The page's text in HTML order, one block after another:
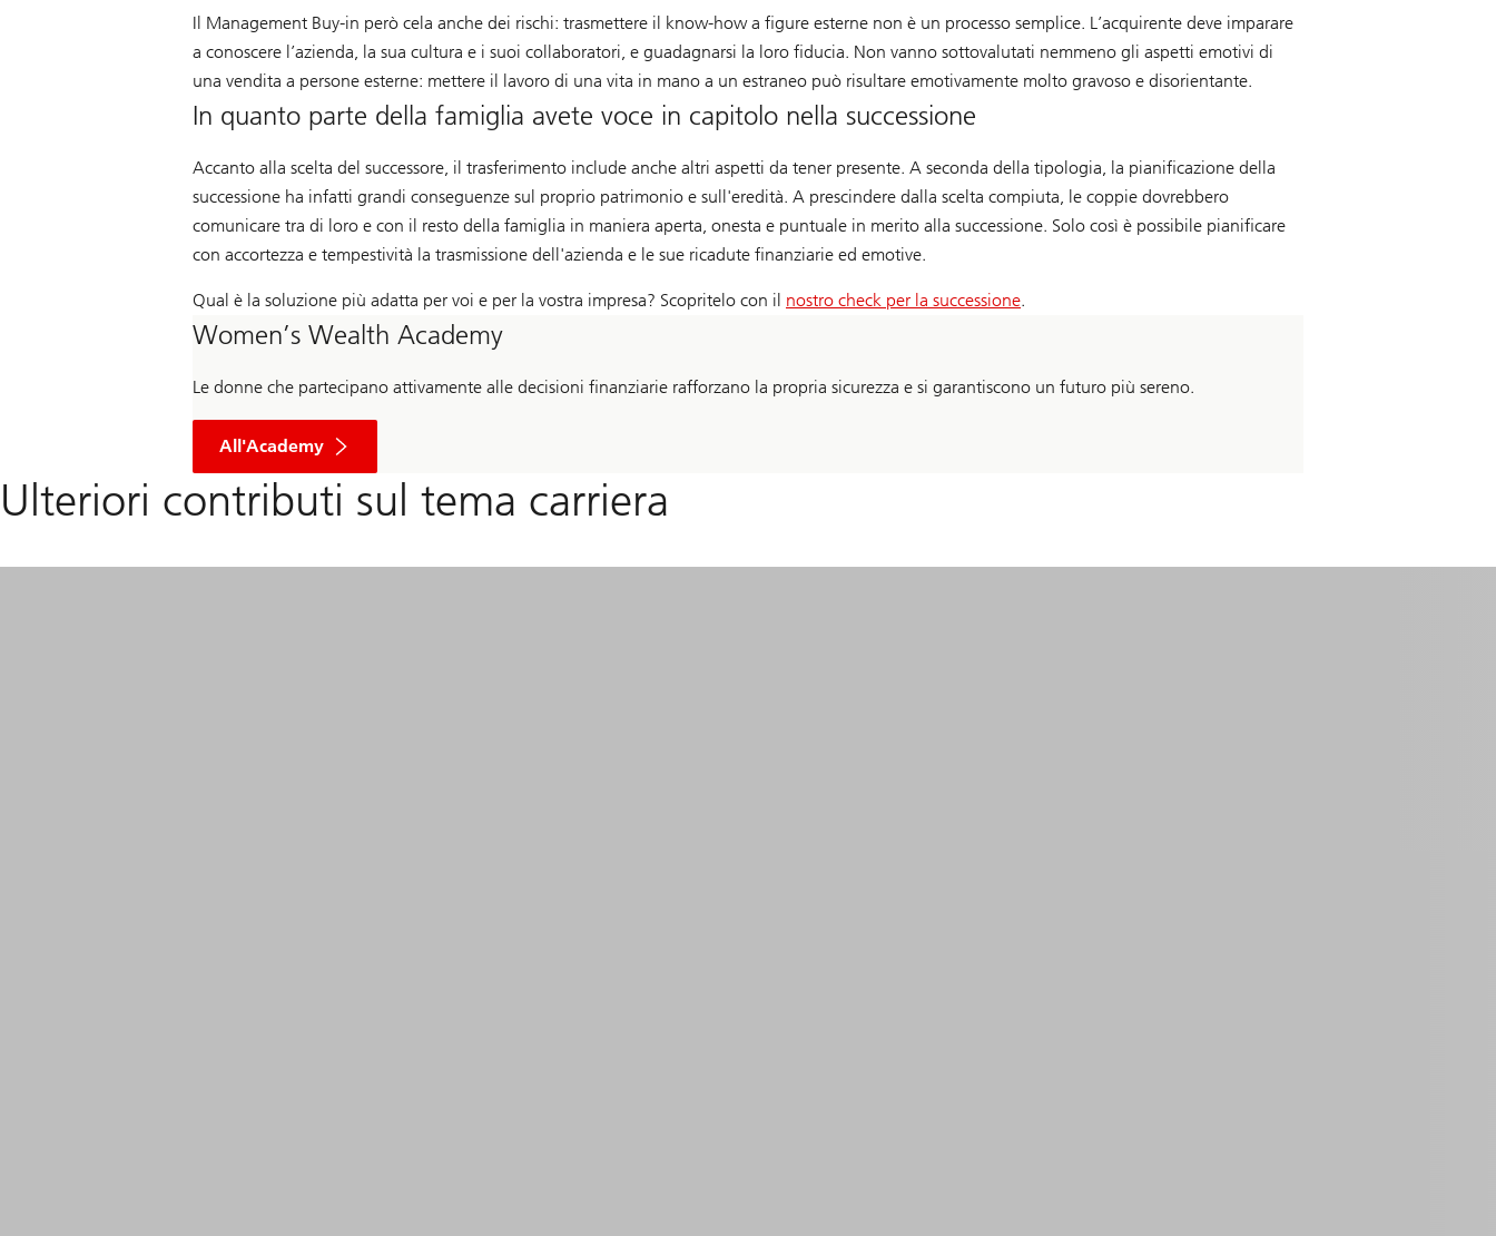
Il Management Buy-in però cela anche dei rischi: trasmettere il know-how a figure esterne non è un processo semplice. L’acquirente deve imparare
a conoscere l’azienda, la sua cultura e i suoi collaboratori, e guadagnarsi la loro fiducia. Non vanno sottovalutati nemmeno gli aspetti emotivi di
una vendita a persone esterne: mettere il lavoro di una vita in mano a un estraneo può risultare emotivamente molto gravoso e disorientante.
In quanto parte della famiglia avete voce in capitolo nella successione
Accanto alla scelta del successore, il trasferimento include anche altri aspetti da tener presente. A seconda della tipologia, la pianificazione della
successione ha infatti grandi conseguenze sul proprio patrimonio e sull'eredità. A prescindere dalla scelta compiuta, le coppie dovrebbero
comunicare tra di loro e con il resto della famiglia in maniera aperta, onesta e puntuale in merito alla successione. Solo così è possibile pianificare
con accortezza e tempestività la trasmissione dell'azienda e le sue ricadute finanziarie ed emotive.
Qual è la soluzione più adatta per voi e per la vostra impresa? Scopritelo con il nostro check per la successione.
Women’s Wealth Academy
Le donne che partecipano attivamente alle decisioni finanziarie rafforzano la propria sicurezza e si garantiscono un futuro più sereno.
All'Academy
Ulteriori contributi sul tema carriera